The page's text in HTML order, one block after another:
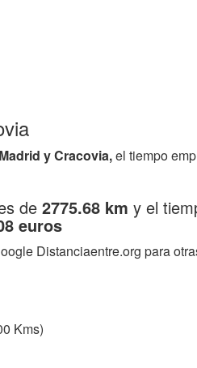
y Cracovia,el tiempo
de 2775.68 km y el
euros
Distanciaentre.org para
Kms)